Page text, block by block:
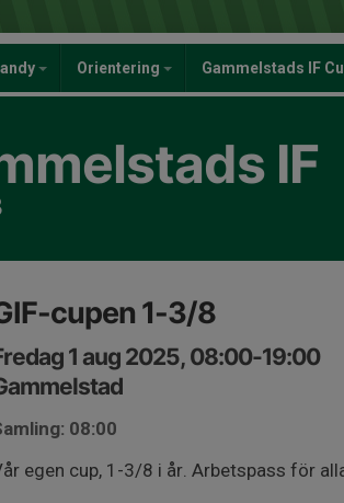
Orientering Gammelstads IF
IF
cupen 1-3/8
1 aug 2025, 08:00-19:00
08:00
egen cup, 1-3/8 i år. Arbetspass för